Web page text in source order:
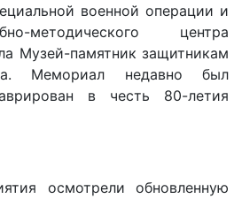
военной операции и
методического центра
Музей-памятник защитникам
Мемориал недавно был
в честь 80-летия
осмотрели обновленную